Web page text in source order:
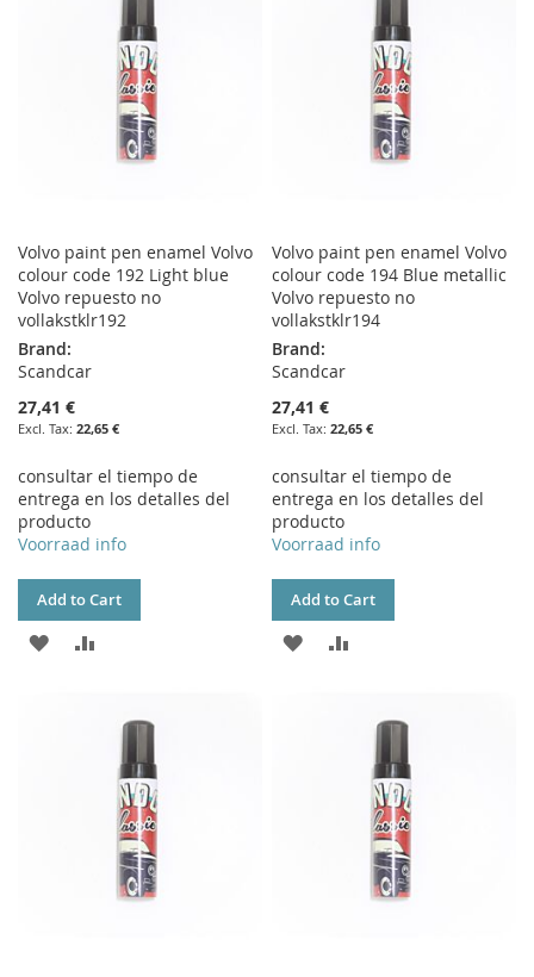
Volvo paint pen enamel Volvo
colour code 192 Light blue
Volvo repuesto no
vollakstklr192
Brand:
Scandcar
27,41 €
22,65 €
consultar el tiempo de
entrega en los detalles del
producto
Voorraad info
Add to Cart
ADD
COMPARE
Volvo paint pen enamel Volvo
colour code 194 Blue metallic
Volvo repuesto no
vollakstklr194
Brand:
Scandcar
27,41 €
22,65 €
consultar el tiempo de
entrega en los detalles del
producto
Voorraad info
Add to Cart
ADD
COMPARE